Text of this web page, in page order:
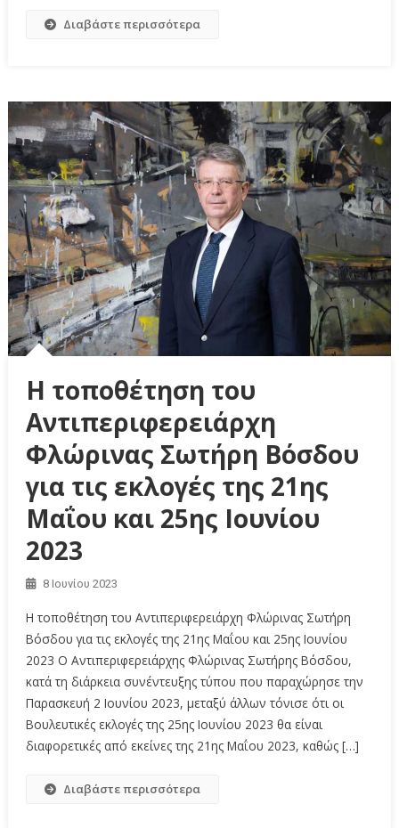
Διαβάστε περισσότερα
Η τοποθέτηση του
Αντιπεριφερειάρχη
Φλώρινας Σωτήρη Βόσδου
για τις εκλογές της 21ης
Μαΐου και 25ης Ιουνίου
2023
8 Ιουνίου 2023
Η τοποθέτηση του Αντιπεριφερειάρχη Φλώρινας Σωτήρη
Βόσδου για τις εκλογές της 21ης Μαΐου και 25ης Ιουνίου
2023 Ο Αντιπεριφερειάρχης Φλώρινας Σωτήρης Βόσδου,
κατά τη διάρκεια συνέντευξης τύπου που παραχώρησε την
Παρασκευή 2 Ιουνίου 2023, μεταξύ άλλων τόνισε ότι οι
Βουλευτικές εκλογές της 25ης Ιουνίου 2023 θα είναι
διαφορετικές από εκείνες της 21ης Μαΐου 2023, καθώς […]
Διαβάστε περισσότερα